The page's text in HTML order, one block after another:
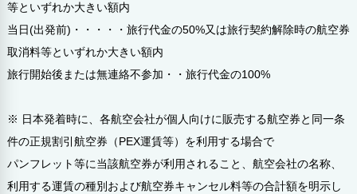
等といずれか大きい額内
当日(出発前)・・・・・旅行代金の50%又は旅行契約解除時の航空券
取消料等といずれか大きい額内
旅行開始後または無連絡不参加・・旅行代金の100%
※ 日本発着時に、各航空会社が個人向けに販売する航空券と同一条
件の正規割引航空券（PEX運賃等）を利用する場合で
パンフレット等に当該航空券が利用されること、航空会社の名称、
利用する運賃の種別および航空券キャンセル料等の合計額を明示し